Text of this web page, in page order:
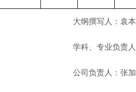
大纲撰写人：袁
学科、专业负责
公司负责人：张